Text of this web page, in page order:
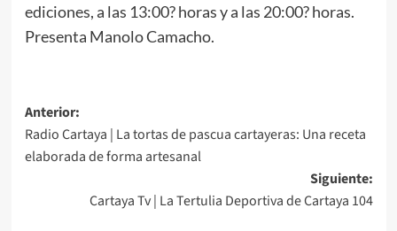
ediciones, a las 13:00? horas y a las 20:00? horas.
Presenta Manolo Camacho.
Anterior:
Radio Cartaya | La tortas de pascua cartayeras: Una receta
elaborada de forma artesanal
Siguiente:
Cartaya Tv | La Tertulia Deportiva de Cartaya 104